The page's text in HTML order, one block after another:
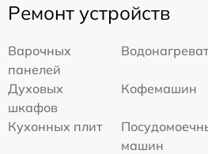
Ремонт устройств
Варочных
панелей
Духовых
шкафов
Кофемашин
Кухонных плит
машин